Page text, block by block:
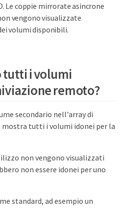
Le coppie mirrorate asincrone
vengono visualizzate
volumi disponibili.
tutti i volumi
remoto?
secondario nell'array di
tutti i volumi idonei per la
non vengono visualizzati
non essere idonei per uno
standard, ad esempio un